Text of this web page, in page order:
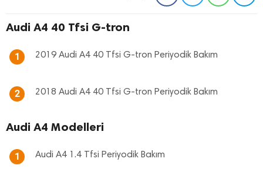
Audi A4 40 Tfsi G-tron
1 2019 Audi A4 40 Tfsi G-tron Periyodik Bakım
2 2018 Audi A4 40 Tfsi G-tron Periyodik Bakım
Audi A4 Modelleri
1 Audi A4 1.4 Tfsi Periyodik Bakım